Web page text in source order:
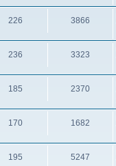
226 3866
236 3323
185 2370
170 1682
195 5247